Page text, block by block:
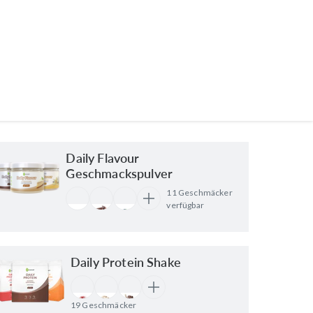
Daily Flavour
Geschmackspulver
11 Geschmäcker
verfügbar
Daily Protein Shake
19 Geschmäcker